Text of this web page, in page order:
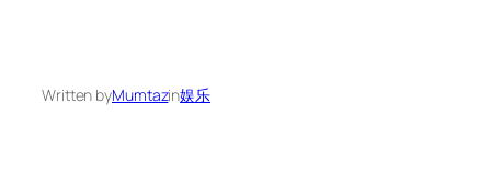
Written byMumtazin娱乐